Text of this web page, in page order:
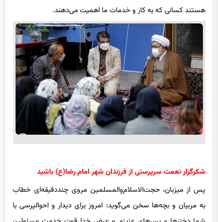
دلگرمی ما می‌شود. ما احساس می‌کنیم که بیرون از این مجموعه،
هستند کسانی که به کار و خدمات ما اهمیت می‌دهند.
شکرگزار نعمت سرپرستی از فرزندان شهر امام رضا(ع) باشید
پس از میزبان، حجت‌الاسلام‌والمسلمین مروی چنددقیقه‌ای خطاب